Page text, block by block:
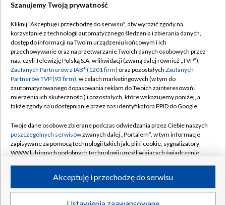
TVP
Abonament TVP
Emisja w TVP
Centrum informacji TVP
Naziemna Telewizja Cyfrowa
Rada Programowa
System NOS
Informacje o nadawcy
Program dla prasy
Regulamin TVP
Polityka prywatności
Moje zgody
Pomoc
Kontakt
Kanały
©2026 Telewizja Polska S.A. w likwidacji
Szanujemy Twoją prywatność
Kliknij "Akceptuję i przechodzę do serwisu", aby wyrazić zgody na
korzystanie z technologii automatycznego śledzenia i zbierania danych,
dostęp do informacji na Twoim urządzeniu końcowym i ich
przechowywanie oraz na przetwarzanie Twoich danych osobowych przez
nas, czyli Telewizję Polską S.A. w likwidacji (zwaną dalej również „TVP”),
Zaufanych Partnerów z IAB* (1201 firm) oraz pozostałych Zaufanych
Partnerów TVP (93 firm), w celach marketingowych (w tym do
zautomatyzowanego dopasowania reklam do Twoich zainteresowań i
mierzenia ich skuteczności) i pozostałych, które wskazujemy poniżej, a
także zgody na udostępnianie przez nas identyfikatora PPID do Google.
Twoje dane osobowe zbierane podczas odwiedzania przez Ciebie naszych
poszczególnych serwisówzwanych dalej „Portalem”, w tym informacje
zapisywane za pomocą technologii takich jak: pliki cookie, sygnalizatory
WWW lub innych podobnych technologii umożliwiających świadczenie
ruchu w Internecie.
Twoje dane osobowe zbierane podczas odwiedzania przez Ciebie
Akceptuję i przechodzę do serwisu